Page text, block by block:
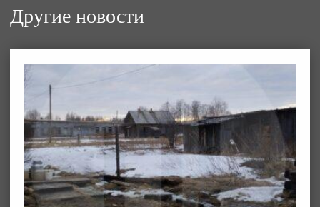
Другие новости